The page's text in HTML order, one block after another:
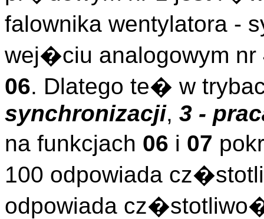
falownika wentylatora -
wej�ciu analogowym
06. Dlatego te� w
synchronizacji, 3 -
na funkcjach 06 i 07
100 odpowiada
odpowiada